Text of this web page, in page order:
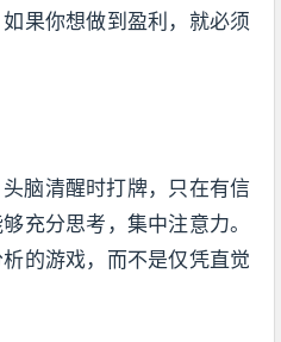
果你想做到盈利，就必须
脑清醒时打牌，只在有信
充分思考，集中注意力。
的游戏，而不是仅凭直觉